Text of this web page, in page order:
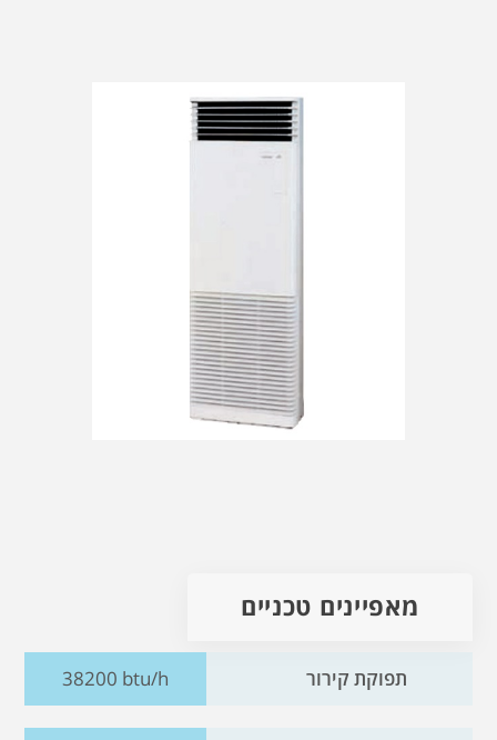
מאפיינים טכניים
תפוקת קירור 38200 btu/h